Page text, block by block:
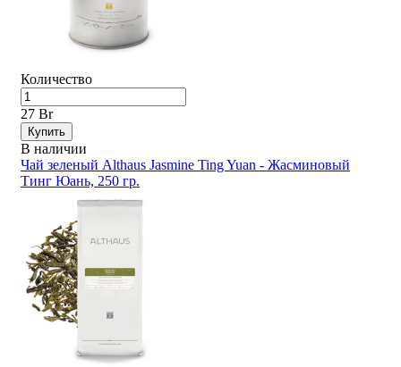
Количество
27 Br
Купить
В наличии
Чай зеленый Althaus Jasmine Ting Yuan - Жасминовый
Тинг Юань, 250 гр.